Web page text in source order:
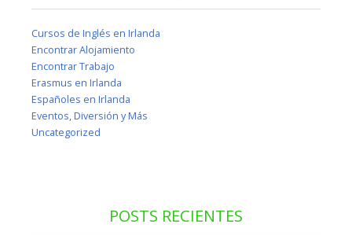
Cursos de Inglés en Irlanda
Encontrar Alojamiento
Encontrar Trabajo
Erasmus en Irlanda
Españoles en Irlanda
Eventos, Diversión y Más
Uncategorized
POSTS RECIENTES